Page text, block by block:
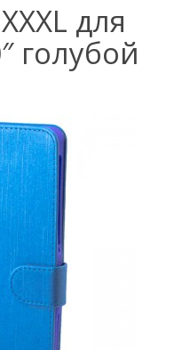
для
голубой